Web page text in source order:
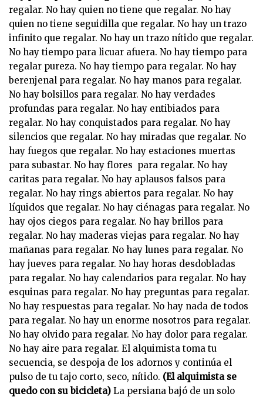
regalar. No hay quien no tiene que regalar. No hay
quien no tiene seguidilla que regalar. No hay un trazo
infinito que regalar. No hay un trazo nítido que regalar.
No hay tiempo para licuar afuera. No hay tiempo para
regalar pureza. No hay tiempo para regalar. No hay
berenjenal para regalar. No hay manos para regalar.
No hay bolsillos para regalar. No hay verdades
profundas para regalar. No hay entibiados para
regalar. No hay conquistados para regalar. No hay
silencios que regalar. No hay miradas que regalar. No
hay fuegos que regalar. No hay estaciones muertas
para subastar. No hay flores para regalar. No hay
caritas para regalar. No hay aplausos falsos para
regalar. No hay rings abiertos para regalar. No hay
líquidos que regalar. No hay ciénagas para regalar. No
hay ojos ciegos para regalar. No hay brillos para
regalar. No hay maderas viejas para regalar. No hay
mañanas para regalar. No hay lunes para regalar. No
hay jueves para regalar. No hay horas desdobladas
para regalar. No hay calendarios para regalar. No hay
esquinas para regalar. No hay preguntas para regalar.
No hay respuestas para regalar. No hay nada de todos
para regalar. No hay un enorme nosotros para regalar.
No hay olvido para regalar. No hay dolor para regalar.
No hay aire para regalar. El alquimista toma tu
secuencia, se despoja de los adornos y continúa el
pulso de tu tajo corto, seco, nítido. (El alquimista se
quedo con su bicicleta) La persiana bajó de un solo